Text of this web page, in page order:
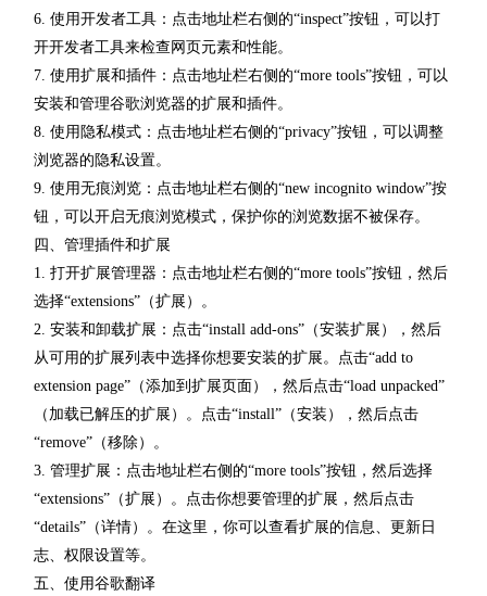
6. 使用开发者工具：点击地址栏右侧的“inspect”按钮，可以打
开开发者工具来检查网页元素和性能。
7. 使用扩展和插件：点击地址栏右侧的“more tools”按钮，可以
安装和管理谷歌浏览器的扩展和插件。
8. 使用隐私模式：点击地址栏右侧的“privacy”按钮，可以调整
浏览器的隐私设置。
9. 使用无痕浏览：点击地址栏右侧的“new incognito window”按
钮，可以开启无痕浏览模式，保护你的浏览数据不被保存。
四、管理插件和扩展
1. 打开扩展管理器：点击地址栏右侧的“more tools”按钮，然后
选择“extensions”（扩展）。
2. 安装和卸载扩展：点击“install add-ons”（安装扩展），然后
从可用的扩展列表中选择你想要安装的扩展。点击“add to
extension page”（添加到扩展页面），然后点击“load unpacked”
（加载已解压的扩展）。点击“install”（安装），然后点击
“remove”（移除）。
3. 管理扩展：点击地址栏右侧的“more tools”按钮，然后选择
“extensions”（扩展）。点击你想要管理的扩展，然后点击
“details”（详情）。在这里，你可以查看扩展的信息、更新日
志、权限设置等。
五、使用谷歌翻译